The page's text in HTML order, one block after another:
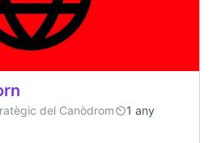
del Canòdrom
1 any